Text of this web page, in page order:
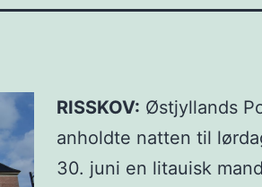
RISSKOV: Østjyllands
anholdte natten til
30. juni en litauisk